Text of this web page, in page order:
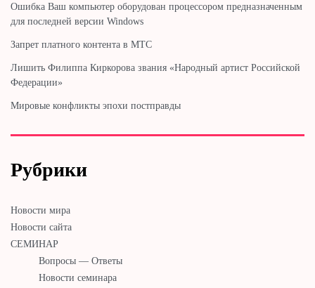
Ошибка Ваш компьютер оборудован процессором предназначенным
для последней версии Windows
Запрет платного контента в МТС
Лишить Филиппа Киркорова звания «Народный артист Российской
Федерации»
Мировые конфликты эпохи постправды
Рубрики
Новости мира
Новости сайта
СЕМИНАР
Вопросы — Ответы
Новости семинара